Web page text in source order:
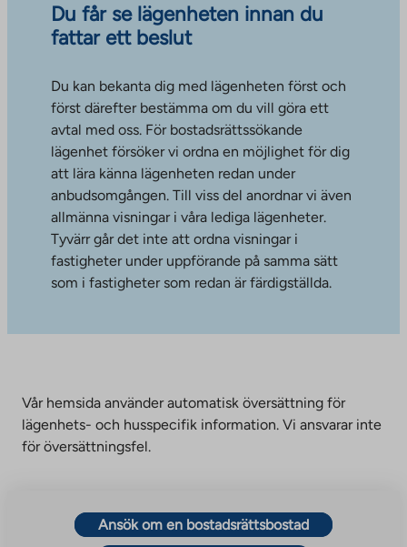
Du får se lägenheten innan du
fattar ett beslut
Du kan bekanta dig med lägenheten först och
först därefter bestämma om du vill göra ett
avtal med oss. För bostadsrättssökande
lägenhet försöker vi ordna en möjlighet för dig
att lära känna lägenheten redan under
anbudsomgången. Till viss del anordnar vi även
allmänna visningar i våra lediga lägenheter.
Tyvärr går det inte att ordna visningar i
fastigheter under uppförande på samma sätt
som i fastigheter som redan är färdigställda.
Vår hemsida använder automatisk översättning för
lägenhets- och husspecifik information. Vi ansvarar inte
för översättningsfel.
Ansök om en bostadsrättsbostad